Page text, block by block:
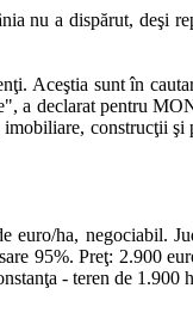
nu a dispărut, deşi
Aceştia sunt în
a declarat pentru
construcţii
euro/ha, negociabil.
95%. Preţ: 2.900
- teren de